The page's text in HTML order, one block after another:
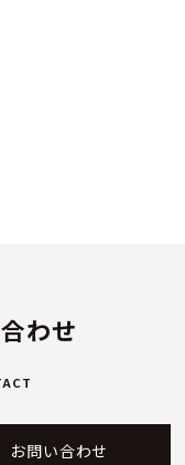
わせ
お問い合わせ